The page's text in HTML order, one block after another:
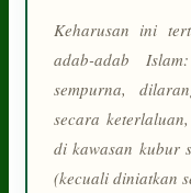
Keharusan ini
adab-adab
sempurna,
secara
di kawasan kubur
(kecuali diniatkan